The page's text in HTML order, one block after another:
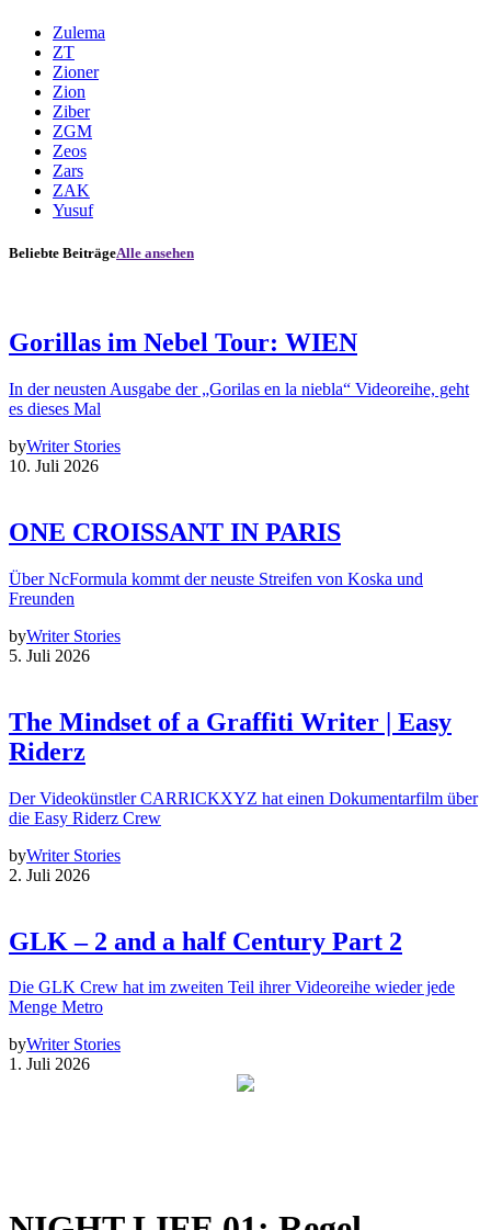
Zulema
ZT
Zioner
Zion
Ziber
ZGM
Zeos
Zars
ZAK
Yusuf
Beliebte BeiträgeAlle ansehen
Gorillas im Nebel Tour: WIEN
In der neusten Ausgabe der „Gorilas en la niebla“ Videoreihe, geht
es dieses Mal
byWriter Stories
10. Juli 2026
ONE CROISSANT IN PARIS
Über NcFormula kommt der neuste Streifen von Koska und
Freunden
byWriter Stories
5. Juli 2026
The Mindset of a Graffiti Writer | Easy
Riderz
Der Videokünstler CARRICKXYZ hat einen Dokumentarfilm über
die Easy Riderz Crew
byWriter Stories
2. Juli 2026
GLK – 2 and a half Century Part 2
Die GLK Crew hat im zweiten Teil ihrer Videoreihe wieder jede
Menge Metro
byWriter Stories
1. Juli 2026